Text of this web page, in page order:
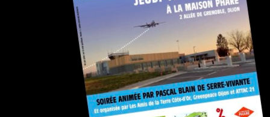
Valeurs
Équipes et
fonctionnement
Le réseau dans le monde
Nos alliés
Je soutiens les Amis de la
Mode : une
destructrice
Gaz au
violence
Nos autres